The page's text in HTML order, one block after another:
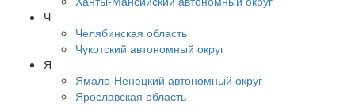
Ч
Челябинская область
Чукотский автономный округ
Я
Ямало-Ненецкий автономный округ
Ярославская область